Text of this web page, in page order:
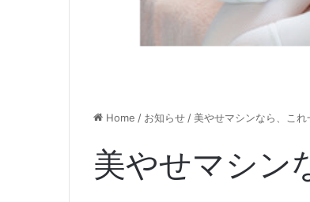
Home / お知らせ / 美やせマシンなら、これ
美やせマシン